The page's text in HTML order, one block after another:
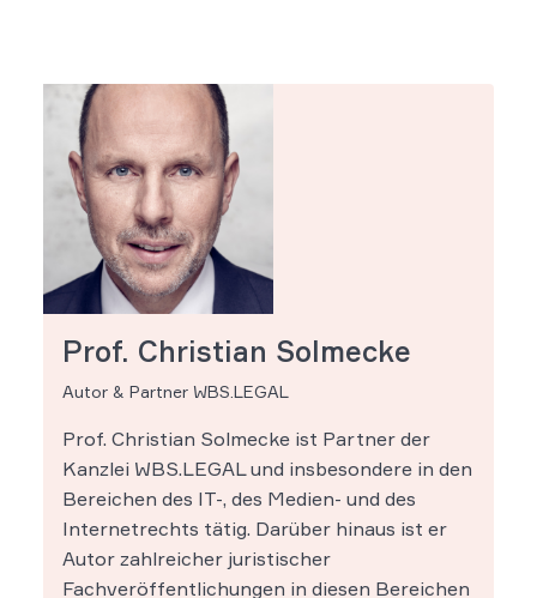
Prof. Christian Solmecke
Autor & Partner WBS.LEGAL
Prof. Christian Solmecke ist Partner der
Kanzlei WBS.LEGAL und insbesondere in den
Bereichen des IT-, des Medien- und des
Internetrechts tätig. Darüber hinaus ist er
Autor zahlreicher juristischer
Fachveröffentlichungen in diesen Bereichen